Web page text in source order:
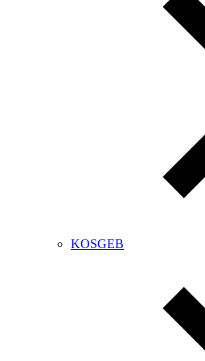
KOSGEB